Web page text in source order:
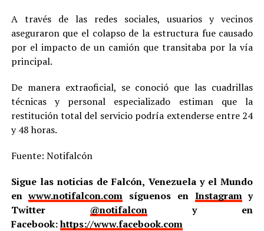
A través de las redes sociales, usuarios y vecinos
aseguraron que el colapso de la estructura fue causado
por el impacto de un camión que transitaba por la vía
principal.
De manera extraoficial, se conoció que las cuadrillas
técnicas y personal especializado estiman que la
restitución total del servicio podría extenderse entre 24
y 48 horas.
Fuente: Notifalcón
Sigue las noticias de Falcón, Venezuela y el Mundo
enwww.notifalcon.com síguenos en Instagramy
Twitter @notifalcony en
Facebook:https://www.facebook.com